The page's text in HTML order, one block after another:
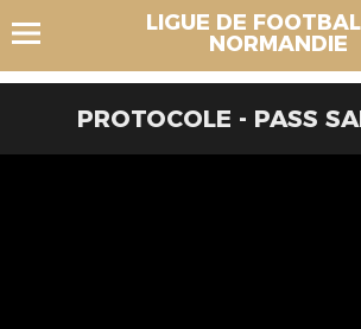
LIGUE DE
NORMANDIE
PROTOCOLE - PASS